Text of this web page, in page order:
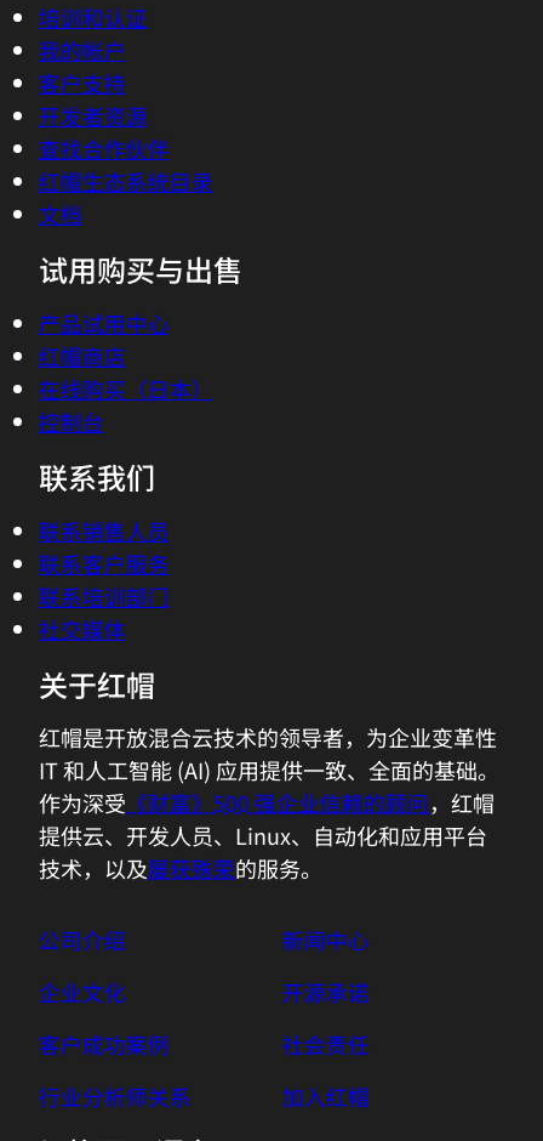
培训和认证
我的帐户
客户支持
开发者资源
查找合作伙伴
红帽生态系统目录
文档
试用购买与出售
产品试用中心
红帽商店
在线购买（日本）
控制台
联系我们
联系销售人员
联系客户服务
联系培训部门
社交媒体
关于红帽
红帽是开放混合云技术的领导者，为企业变革性
IT 和人工智能 (AI) 应用提供一致、全面的基础。
作为深受 《财富》500 强企业信赖的顾问，红帽
提供云、开发人员、Linux、自动化和应用平台
技术，以及屡获殊荣的服务。
公司介绍
企业文化
客户成功案例
行业分析师关系
新闻中心
开源承诺
社会责任
加入红帽